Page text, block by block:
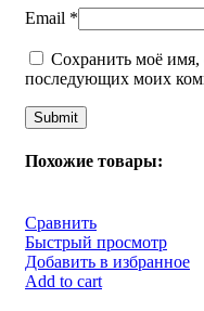
Email *
Сохранить моё имя,
последующих моих
Похожие товары:
Сравнить
Быстрый просмотр
Добавить в избранное
Add to cart